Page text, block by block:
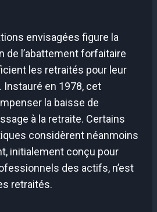
envisagées figure la
de l’abattement forfaitaire
les retraités pour leur
Instauré en 1978, cet
la baisse de
à la retraite. Certains
considèrent néanmoins
initialement conçu pour
des actifs, n’est
retraités.